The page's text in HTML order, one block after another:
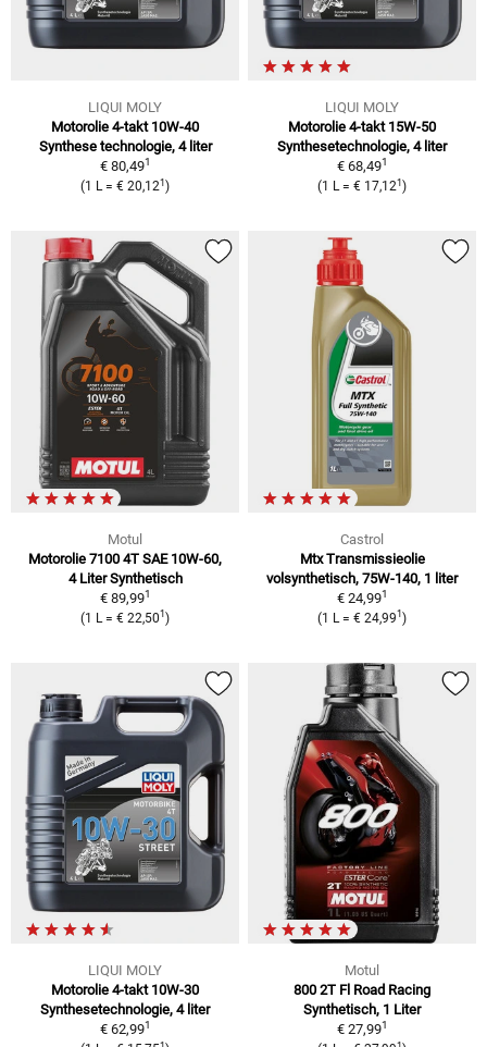
LIQUI MOLY
Motorolie 4-takt 10W-40
Synthese technologie, 4 liter
€ 80,491
(1 L = € 20,121 )
LIQUI MOLY
Motorolie 4-takt 15W-50
Synthesetechnologie, 4 liter
€ 68,491
(1 L = € 17,121 )
Motul
Motorolie 7100 4T SAE 10W-60,
4 Liter Synthetisch
€ 89,991
(1 L = € 22,501 )
Castrol
Mtx Transmissieolie
volsynthetisch, 75W-140, 1 liter
€ 24,991
(1 L = € 24,991 )
LIQUI MOLY
Motorolie 4-takt 10W-30
Synthesetechnologie, 4 liter
€ 62,991
Motul
800 2T Fl Road Racing
Synthetisch, 1 Liter
€ 27,991